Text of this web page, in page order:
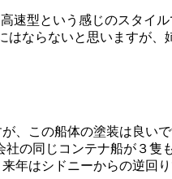
型という感じのスタイ
ならないと思いますが、
この船体の塗装は良い
の同じコンテナ船が３
年はシドニーからの逆回